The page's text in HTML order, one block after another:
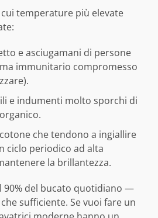
temperature più elevate
e asciugamani di persone
immunitario compromesso
e indumenti molto sporchi di
che tendono a ingiallire
ciclo periodico ad alta
la brillantezza.
del bucato quotidiano —
sufficiente. Se vuoi fare un